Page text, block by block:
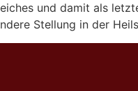
und damit als
Stellung in der